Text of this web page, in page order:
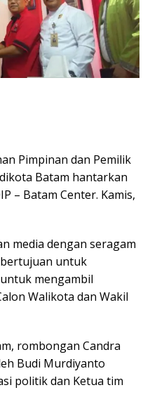
Pimpinan dan Pemilik
Batam hantarkan
– Batam Center. Kamis,
media dengan seragam
untuk
mengambil
Walikota dan Wakil
rombongan Candra
Budi Murdiyanto
politik dan Ketua tim